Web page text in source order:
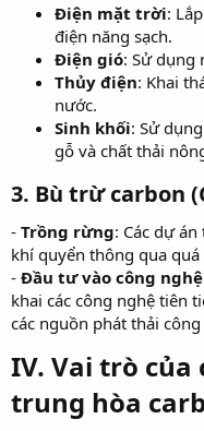
Điện mặt trời:
điện năng sạch.
Điện gió: Sử dụng
Thủy điện: Khai
nước.
Sinh khối: Sử
gỗ và chất thải
3. Bù trừ carbon
- Trồng rừng: Các dự
khí quyển thông qua
- Đầu tư vào công
khai các công nghệ tiên
các nguồn phát thải
IV. Vai trò
trung hòa